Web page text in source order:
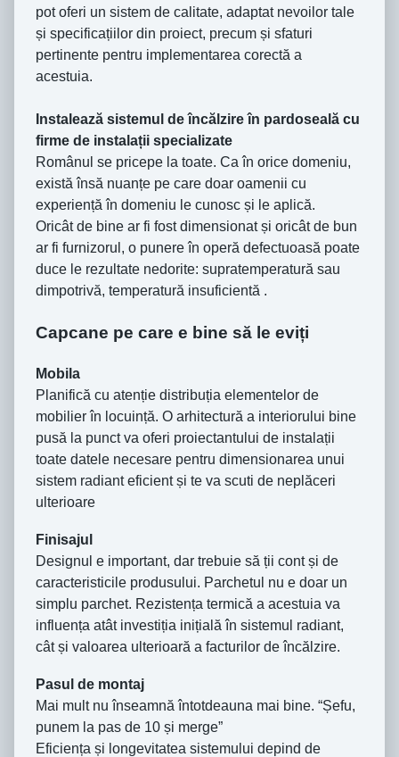
pot oferi un sistem de calitate, adaptat nevoilor tale
și specificațiilor din proiect, precum și sfaturi
pertinente pentru implementarea corectă a
acestuia.
Instalează sistemul de încălzire în pardoseală cu
firme de instalații specializate
Românul se pricepe la toate. Ca în orice domeniu,
există însă nuanțe pe care doar oamenii cu
experiență în domeniu le cunosc și le aplică.
Oricât de bine ar fi fost dimensionat și oricât de bun
ar fi furnizorul, o punere în operă defectuoasă poate
duce le rezultate nedorite: supratemperatură sau
dimpotrivă, temperatură insuficientă .
Capcane pe care e bine să le eviți
Mobila
Planifică cu atenție distribuția elementelor de
mobilier în locuință. O arhitectură a interiorului bine
pusă la punct va oferi proiectantului de instalații
toate datele necesare pentru dimensionarea unui
sistem radiant eficient și te va scuti de neplăceri
ulterioare
Finisajul
Designul e important, dar trebuie să ții cont și de
caracteristicile produsului. Parchetul nu e doar un
simplu parchet. Rezistența termică a acestuia va
influența atât investiția inițială în sistemul radiant,
cât și valoarea ulterioară a facturilor de încălzire.
Pasul de montaj
Mai mult nu înseamnă întotdeauna mai bine. “Șefu,
punem la pas de 10 și merge”
Eficiența și longevitatea sistemului depind de